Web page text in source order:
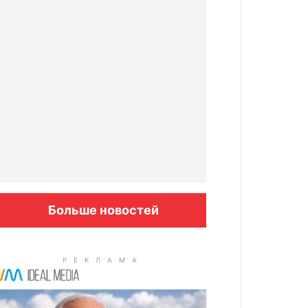
Больше новостей